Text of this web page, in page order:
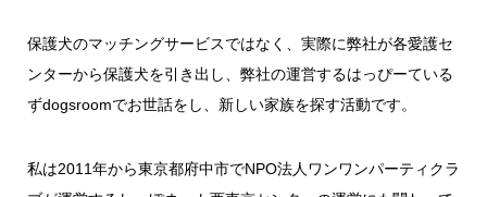
保護犬のマッチングサービスではなく、実際に弊社が各愛護セ
ンターから保護犬を引き出し、弊社の運営するはっぴーている
ずdogsroomでお世話をし、新しい家族を探す活動です。
私は2011年から東京都府中市でNPO法人ワンワンパーティクラ